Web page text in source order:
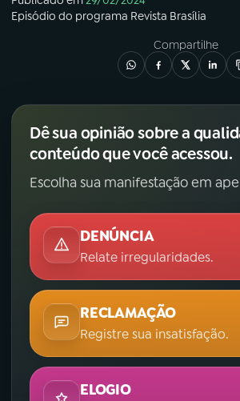
Episódio do programa Revista Brasília
Compartilhe
Dê sua opinião sobre a
conteúdo que você acessou.
Escolha sua manifestação em
DENÚNCIA
Relate irregularidades.
RECLAMAÇÃO
Registre sua insatisfação.
ELOGIO